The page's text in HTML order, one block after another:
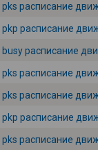
pks расписание
pkp расписание
busy расписание
pks расписание
pks расписание
pkp расписание
pks расписание